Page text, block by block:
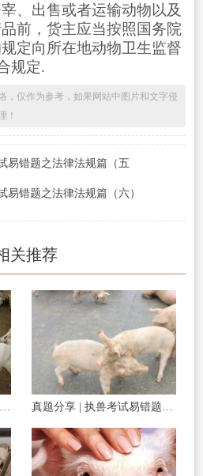
、出售或者运输动物以及
前，货主应当按照国务院
定向所在地动物卫生监督
规定.
，仅作为参考，如果网站中图片和文字侵
！
易错题之法律法规篇（五
易错题之法律法规篇（六）
关推荐